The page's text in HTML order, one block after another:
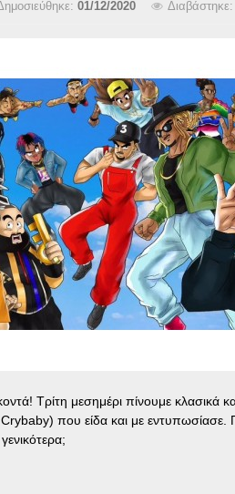
01/12/2020 Διαβάστηκε:
Τρίτη μεσημέρι πίνουμε
που είδα και με